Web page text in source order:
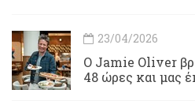
23/04/2026
Ο Jamie Oliver
48 ώρες και μας